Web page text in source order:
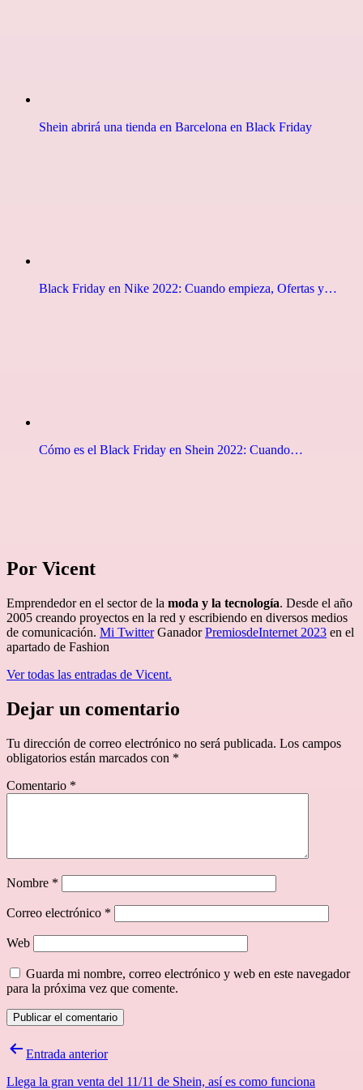
Shein abrirá una tienda en Barcelona en Black Friday
Black Friday en Nike 2022: Cuando empieza, Ofertas y…
Cómo es el Black Friday en Shein 2022: Cuando…
Por Vicent
Emprendedor en el sector de la moda y la tecnología. Desde el año
2005 creando proyectos en la red y escribiendo en diversos medios
de comunicación. Mi TwitterGanadorPremiosdeInternet 2023 en el
apartado de Fashion
Ver todas las entradas de Vicent.
Dejar un comentario
Tu dirección de correo electrónico no será publicada. Los campos
obligatorios están marcados con *
Comentario *
Nombre *
Correo electrónico *
Web
Guarda mi nombre, correo electrónico y web en este navegador
para la próxima vez que comente.
Navegación
Entrada anterior
Llega la gran venta del 11/11 de Shein, así es como funciona